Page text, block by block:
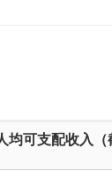
可支配收入（